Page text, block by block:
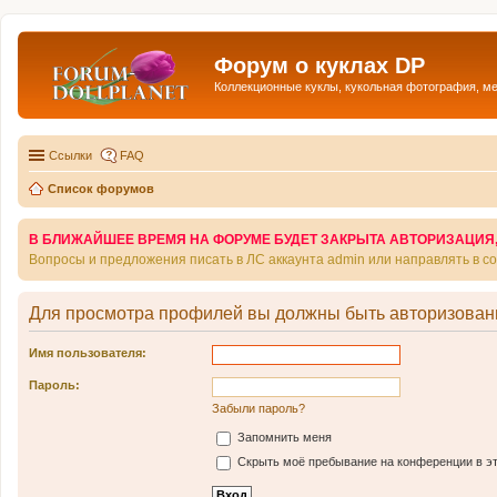
Форум о куклах DP
Коллекционные куклы, кукольная фотография,
Ссылки FAQ
Список форумов
В БЛИЖАЙШЕЕ ВРЕМЯ НА ФОРУМЕ БУДЕТ ЗАКРЫТА
Вопросы и предложения писать в ЛС аккаунта admin или направлять в
Для просмотра профилей вы должны быть
Имя пользователя:
Пароль:
Забыли пароль?
Запомнить меня
Скрыть моё пребывание на конференции в